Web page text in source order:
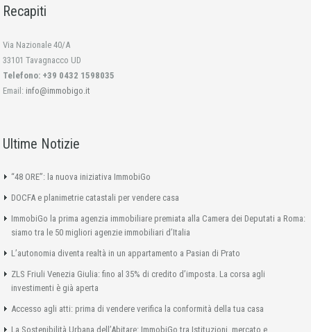
Recapiti
Via Nazionale 40/A
33101 Tavagnacco UD
Telefono: +39 0432 1598035
Email: info@immobigo.it
Ultime Notizie
“48 ORE”: la nuova iniziativa ImmobiGo
DOCFA e planimetrie catastali per vendere casa
ImmobiGo la prima agenzia immobiliare premiata alla Camera dei Deputati a Roma:
siamo tra le 50 migliori agenzie immobiliari d’Italia
L’autonomia diventa realtà in un appartamento a Pasian di Prato
ZLS Friuli Venezia Giulia: fino al 35% di credito d’imposta. La corsa agli
investimenti è già aperta
Accesso agli atti: prima di vendere verifica la conformità della tua casa
La Sostenibilità Urbana dell’Abitare: ImmobiGo tra Istituzioni, mercato e